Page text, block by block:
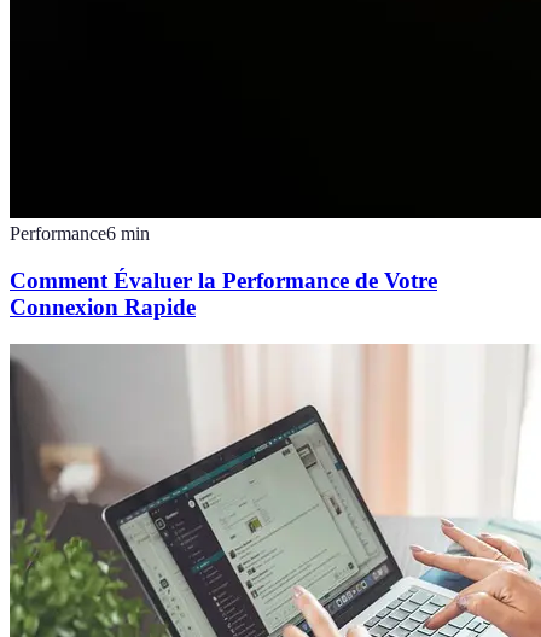
Performance6 min
Comment Évaluer la Performance de Votre
Connexion Rapide